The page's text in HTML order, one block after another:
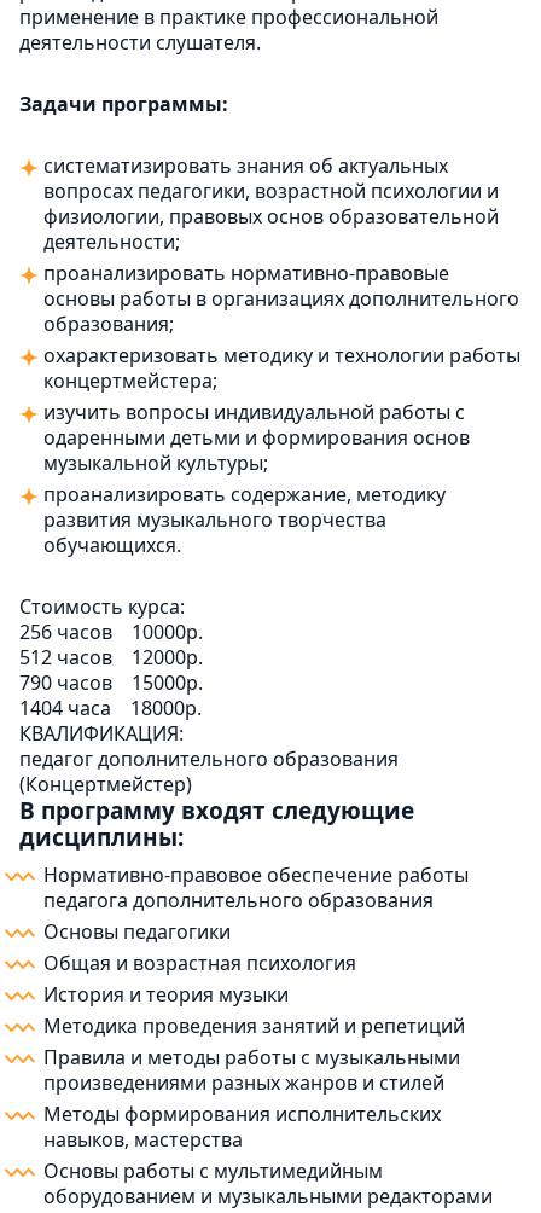
применение в практике профессиональной
деятельности слушателя.
Задачи программы:
систематизировать знания об актуальных
вопросах педагогики, возрастной психологии и
физиологии, правовых основ образовательной
деятельности;
проанализировать нормативно-правовые
основы работы в организациях дополнительного
образования;
охарактеризовать методику и технологии работы
концертмейстера;
изучить вопросы индивидуальной работы с
одаренными детьми и формирования основ
музыкальной культуры;
проанализировать содержание, методику
развития музыкального творчества
обучающихся.
Стоимость курса:
256 часов
10000р.
512 часов
12000р.
790 часов
15000р.
1404 часа
18000р.
КВАЛИФИКАЦИЯ:
педагог дополнительного образования
(Концертмейстер)
В программу входят следующие
дисциплины:
Нормативно-правовое обеспечение работы
педагога дополнительного образования
Основы педагогики
Общая и возрастная психология
История и теория музыки
Методика проведения занятий и репетиций
Правила и методы работы с музыкальными
произведениями разных жанров и стилей
Методы формирования исполнительских
навыков, мастерства
Основы работы с мультимедийным
оборудованием и музыкальными редакторами